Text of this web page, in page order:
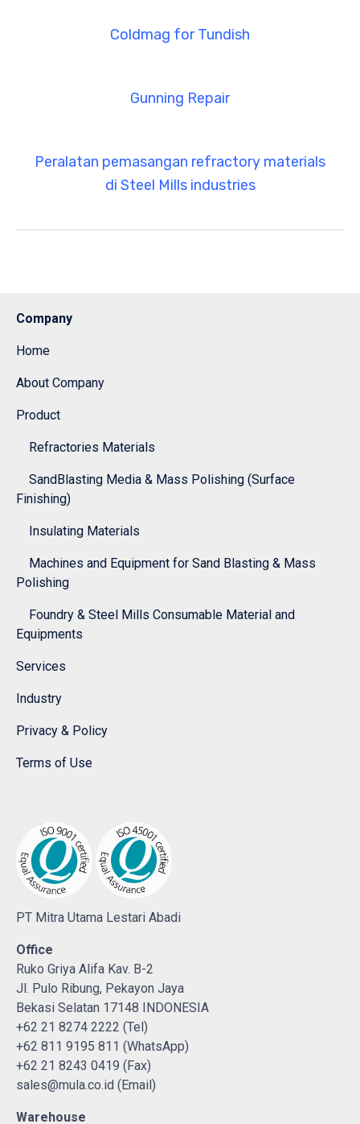
Coldmag for Tundish
Gunning Repair
Peralatan pemasangan refractory materials
di Steel Mills industries
Company
Home
About Company
Product
Refractories Materials
SandBlasting Media & Mass Polishing (Surface
Finishing)
Insulating Materials
Machines and Equipment for Sand Blasting & Mass
Polishing
Foundry & Steel Mills Consumable Material and
Equipments
Services
Industry
Privacy & Policy
Terms of Use
PT Mitra Utama Lestari Abadi
Office
Ruko Griya Alifa Kav. B-2
Jl. Pulo Ribung, Pekayon Jaya
Bekasi Selatan 17148 INDONESIA
+62 21 8274 2222 (Tel)
+62 811 9195 811 (WhatsApp)
+62 21 8243 0419 (Fax)
sales@mula.co.id (Email)
Warehouse